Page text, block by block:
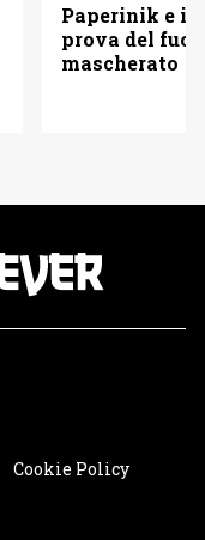
Paperinik e i
prova del
mascherato
Cookie Policy